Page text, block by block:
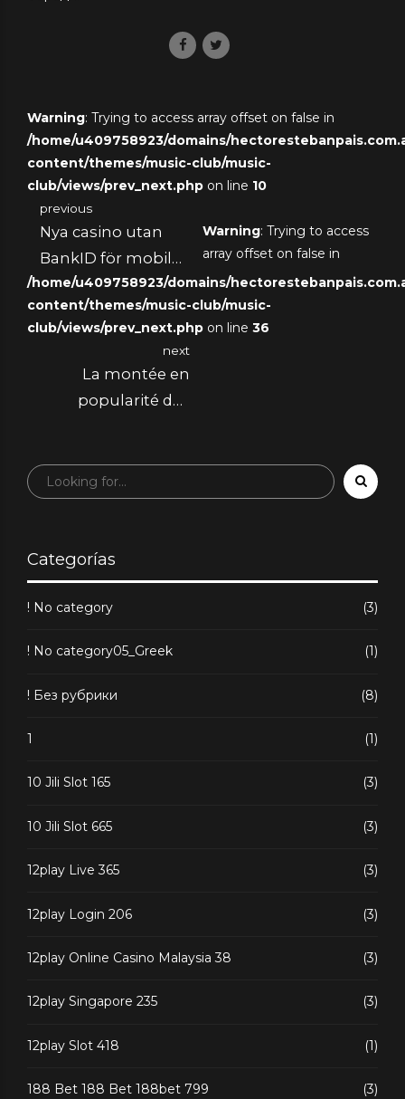
Warning: Trying to access array offset on false in
/home/u409758923/domains/
content/themes/music-club/music-
club/views/prev_next.php on line 10
previous
Nya casino utan
BankID för mobila
spelare 2024
Warning: Trying to access
array offset on false in
/home/u409758923/domains/
content/themes/music-club/music-
club/views/prev_next.php on line 36
next
La montée en
popularité des
Categorías
! No category (3)
! No category05_Greek (1)
! Без рубрики (8)
1 (1)
10 Jili Slot 165 (3)
10 Jili Slot 665 (3)
12play Live 365 (3)
12play Login 206 (3)
12play Online Casino Malaysia 38 (3)
12play Singapore 235 (3)
12play Slot 418 (1)
188 Bet 188 Bet 188bet 799 (3)